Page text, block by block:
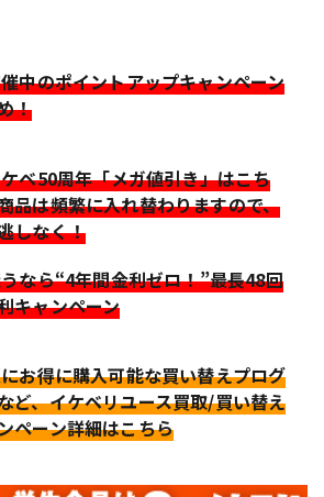
中のポイントアップキャンペーン
！
ベ50周年「メガ値引き」はこち
品は頻繁に入れ替わりますので、
しなく！
なら“4年間金利ゼロ！”最長48回
キャンペーン
お得に購入可能な買い替えプログ
ど、イケベリユース買取/買い替え
ペーン詳細はこちら